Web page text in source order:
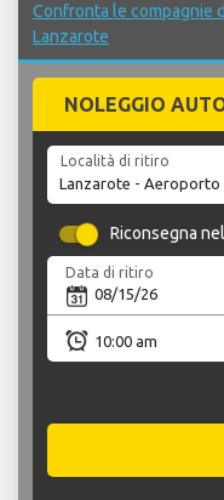
Confronta le compagnie
Lanzarote
NOLEGGIO
Località di ritiro
Riconsegna
Data di ritiro